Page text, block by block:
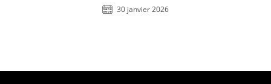
30 janvier 2026